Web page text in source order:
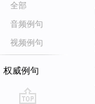
全部
音频例句
视频例句
权威例句